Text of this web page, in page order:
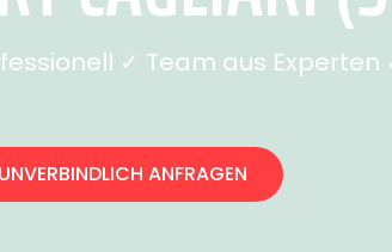
✓ Team aus
ANFRAGEN